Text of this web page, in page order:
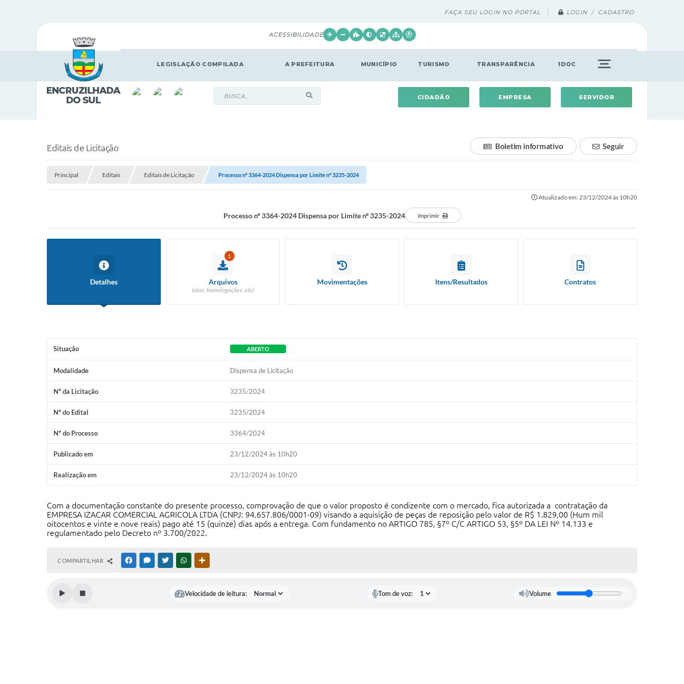
FAÇA SEU LOGIN NO PORTAL LOGIN / CADASTRO
ACESSIBILIDADE
LEGISLAÇÃO COMPILADA A PREFEITURA MUNICÍPIO TURISMO TRANSPARÊNCIA 1DOC
CIDADÃO EMPRESA SERVIDOR
Editais de Licitação Seguir
Boletim informativo
Principal Editais Editais de Licitação Processo nº 3364-2024 Dispensa por Limite nº 3235-2024
Atualizado em: 23/12/2024 às 10h20
Processo nº 3364-2024 Dispensa por Limite nº 3235-2024 Imprimir
Detalhes
1
Arquivos
(atas, homologações, etc)
Movimentações Itens/Resultados Contratos
Situação ABERTO
Modalidade Dispensa de Licitação
Nº da Licitação 3235/2024
Nº do Edital 3235/2024
Nº do Processo 3364/2024
Publicado em 23/12/2024 às 10h20
Realização em 23/12/2024 às 10h20
Com a documentação constante do presente processo, comprovação de que o valor proposto é condizente com o mercado, fica autorizada a contratação da
EMPRESA IZACAR COMERCIAL AGRICOLA LTDA (CNPJ: 94.657.806/0001-09) visando a aquisição de peças de reposição pelo valor de R$ 1.829,00 (Hum mil
oitocentos e vinte e nove reais) pago até 15 (quinze) dias após a entrega. Com fundamento no ARTIGO 785, §7º C/C ARTIGO 53, §5º DA LEI Nº 14.133 e
regulamentado pelo Decreto nº 3.700/2022.
COMPARTILHAR FACEBOOKMESSENGER
TWITTERWHATSAPP
Velocidade de leitura: Tom de voz: Volume